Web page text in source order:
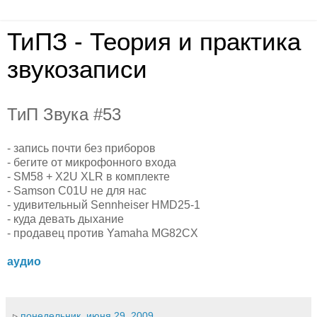
ТиПЗ - Теория и практика
звукозаписи
ТиП Звука #53
- запись почти без приборов
- бегите от микрофонного входа
- SM58 + X2U XLR в комплекте
- Samson C01U не для нас
- удивительный Sennheiser HMD25-1
- куда девать дыхание
- продавец против Yamaha MG82CX
аудио